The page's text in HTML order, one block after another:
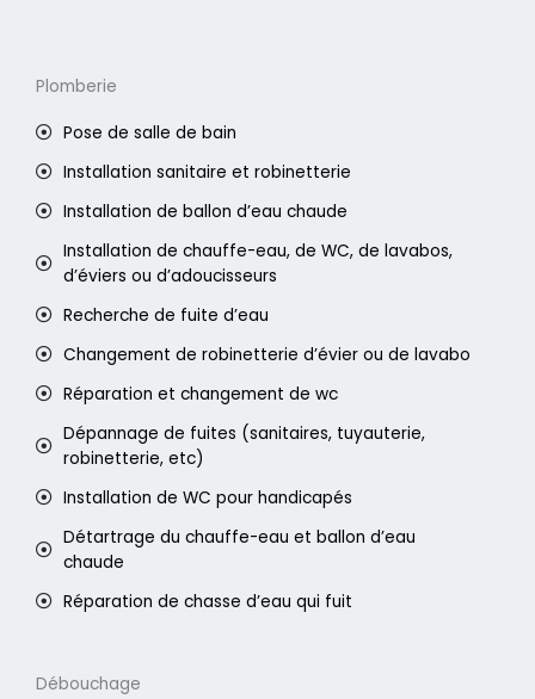
Plomberie
Pose de salle de bain
Installation sanitaire et robinetterie
Installation de ballon d’eau chaude
Installation de chauffe-eau, de WC, de lavabos,
d’éviers ou d’adoucisseurs
Recherche de fuite d’eau
Changement de robinetterie d’évier ou de lavabo
Réparation et changement de wc
Dépannage de fuites (sanitaires, tuyauterie,
robinetterie, etc)
Installation de WC pour handicapés
Détartrage du chauffe-eau et ballon d’eau
chaude
Réparation de chasse d’eau qui fuit
Débouchage